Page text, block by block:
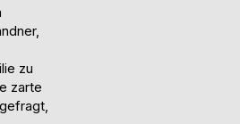
zu
zarte